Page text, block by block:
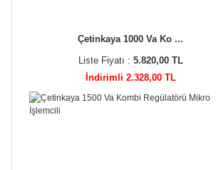
Çetinkaya 1000 Va Ko ...
Liste Fiyatı : 5.820,00 TL
İndirimli 2.328,00 TL